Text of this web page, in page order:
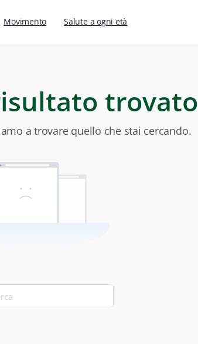
Movimento Salute a ogni età
trovato
a trovare quello che stai cercando.